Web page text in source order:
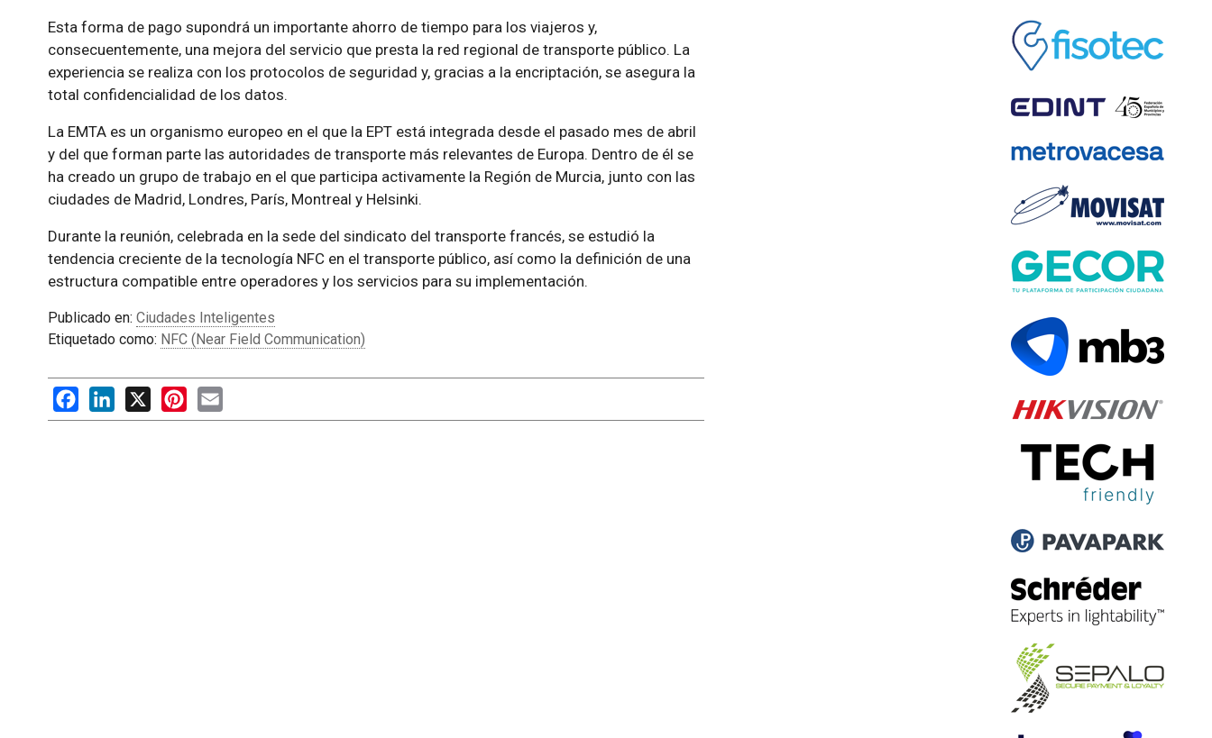
Esta forma de pago supondrá un importante ahorro de tiempo para los viajeros y,
consecuentemente, una mejora del servicio que presta la red regional de transporte público. La
experiencia se realiza con los protocolos de seguridad y, gracias a la encriptación, se asegura la
total confidencialidad de los datos.
La EMTA es un organismo europeo en el que la EPT está integrada desde el pasado mes de abril
y del que forman parte las autoridades de transporte más relevantes de Europa. Dentro de él se
ha creado un grupo de trabajo en el que participa activamente la Región de Murcia, junto con las
ciudades de Madrid, Londres, París, Montreal y Helsinki.
Durante la reunión, celebrada en la sede del sindicato del transporte francés, se estudió la
tendencia creciente de la tecnología NFC en el transporte público, así como la definición de una
estructura compatible entre operadores y los servicios para su implementación.
Publicado en: Ciudades Inteligentes
Etiquetado como: NFC (Near Field Communication)
FacebookLinkedIn
X PinterestEmail